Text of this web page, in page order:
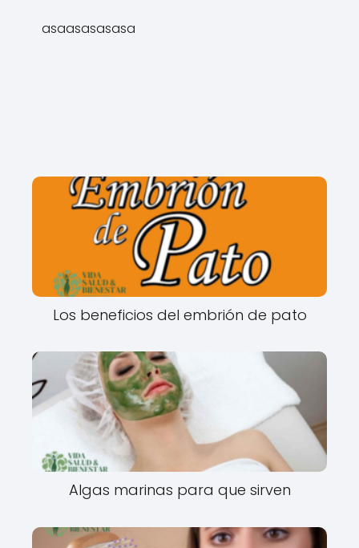
asaasasasasa
Los beneficios del embrión de pato
Algas marinas para que sirven